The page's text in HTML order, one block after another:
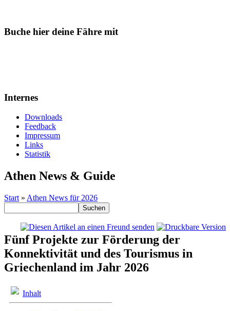
Buche hier deine Fähre mit
Internes
Downloads
Feedback
Impressum
Links
Statistik
Athen News & Guide
Start » Athen News für 2026
Fünf Projekte zur Förderung der
Konnektivität und des Tourismus in
Griechenland im Jahr 2026
Inhalt